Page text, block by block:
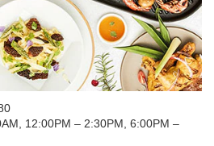
12:00PM – 2:30PM, 6:00PM –